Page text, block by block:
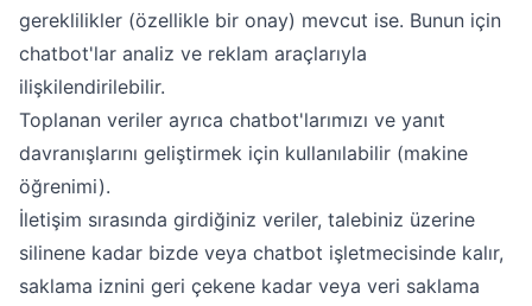
gereklilikler (özellikle bir onay) mevcut ise. Bunun için
chatbot'lar analiz ve reklam araçlarıyla
ilişkilendirilebilir.
Toplanan veriler ayrıca chatbot'larımızı ve yanıt
davranışlarını geliştirmek için kullanılabilir (makine
öğrenimi).
İletişim sırasında girdiğiniz veriler, talebiniz üzerine
silinene kadar bizde veya chatbot işletmecisinde kalır,
saklama iznini geri çekene kadar veya veri saklama